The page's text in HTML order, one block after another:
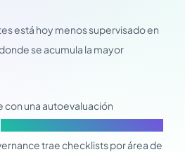
está hoy menos supervisado en
se acumula la mayor
con una autoevaluación
trae checklists por área de